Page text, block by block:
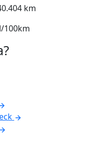
km
100km